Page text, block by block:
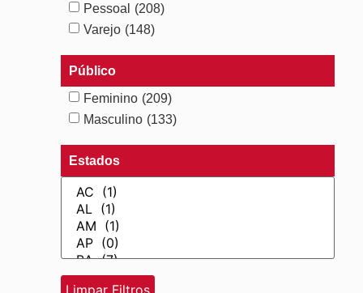
Pessoal
(208)
Varejo (148)
Público
Feminino (209)
Masculino (133)
Estados